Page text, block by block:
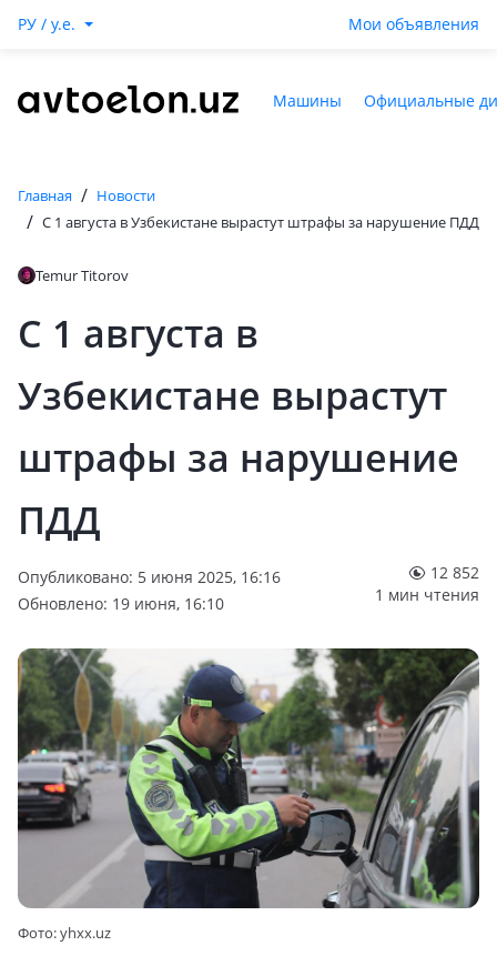
РУ / y.e. Мои объявления
Машины Официальные
Главная / Новости
/ С 1 августа в Узбекистане вырастут штрафы за нарушение ПДД
Temur Titorov
С 1 августа в
Узбекистане вырастут
штрафы за нарушение
ПДД
Опубликовано: 5 июня 2025, 16:16
Обновлено: 19 июня, 16:10
12 852
1 мин чтения
Фото: yhxx.uz